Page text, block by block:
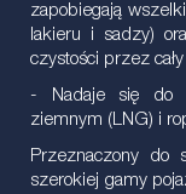
zapobiegają
lakieru i sadzy)
czystości przez
- Nadaje się do
ziemnym (LNG) i
Przeznaczony do
szerokiej gamy